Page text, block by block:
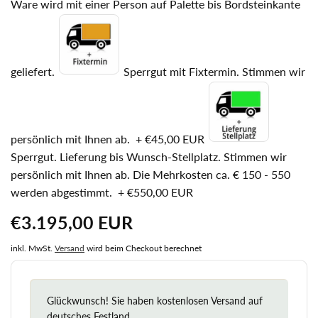
Ware wird mit einer Person auf Palette bis Bordsteinkante
geliefert. Sperrgut mit Fixtermin. Stimmen wir
persönlich mit Ihnen ab. + €45,00 EUR
Sperrgut. Lieferung bis Wunsch-Stellplatz. Stimmen wir
persönlich mit Ihnen ab. Die Mehrkosten ca. € 150 - 550
werden abgestimmt.
+ €550,00 EUR
Normaler
Preis
€3.195,00 EUR
inkl. MwSt. Versand wird beim Checkout berechnet
Glückwunsch! Sie haben kostenlosen Versand auf